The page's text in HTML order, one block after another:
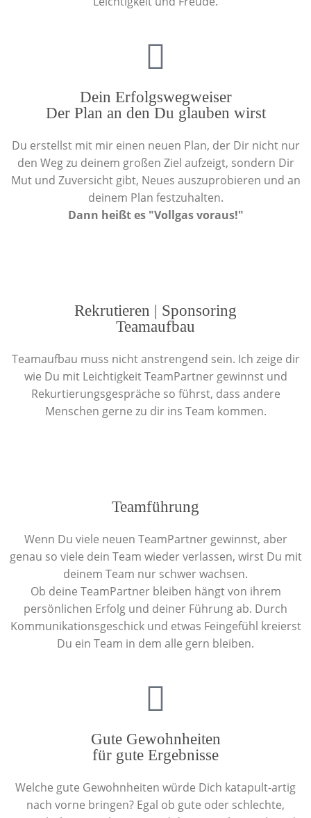
Dein Erfolgswegweiser
Der Plan an den Du glauben wirst
Du erstellst mit mir einen neuen Plan, der Dir nicht nur
den Weg zu deinem großen Ziel aufzeigt, sondern Dir
Mut und Zuversicht gibt, Neues auszuprobieren und an
deinem Plan festzuhalten.
Dann heißt es "Vollgas voraus!"
Rekrutieren | Sponsoring
Teamaufbau
Teamaufbau muss nicht anstrengend sein. Ich zeige dir
wie Du mit Leichtigkeit TeamPartner gewinnst und
Rekurtierungsgespräche so führst, dass andere
Menschen gerne zu dir ins Team kommen.
Teamführung
Wenn Du viele neuen TeamPartner gewinnst, aber
genau so viele dein Team wieder verlassen, wirst Du mit
deinem Team nur schwer wachsen.
Ob deine TeamPartner bleiben hängt von ihrem
persönlichen Erfolg und deiner Führung ab. Durch
Kommunikationsgeschick und etwas Feingefühl kreierst
Du ein Team in dem alle gern bleiben.
Gute Gewohnheiten
für gute Ergebnisse
Welche gute Gewohnheiten würde Dich katapult-artig
nach vorne bringen? Egal ob gute oder schlechte,